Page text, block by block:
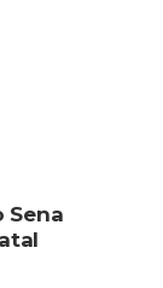
Sena